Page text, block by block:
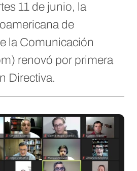
11 de junio, la
de
la Comunicación
renovó por primera
Directiva.